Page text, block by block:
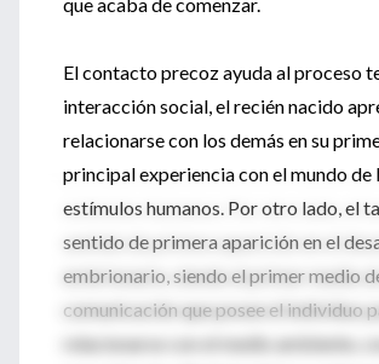
El contacto precoz ayuda al proceso
interacción social, el recién nacido
relacionarse con los demás en su
principal experiencia con el mundo de
estímulos humanos. Por otro lado, el
sentido de primera aparición en el
embrionario, siendo el primer medio
comunicación que posee el individuo
relacionarse con el medio ambiente,